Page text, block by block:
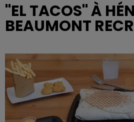
"EL TACOS" À
BEAUMONT